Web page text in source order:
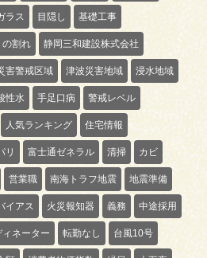
ラス 目隠し 基礎工事
の割れ 静岡三和建設株式会社
害警戒区域 津波災害地域 浸水地域
性水 手足口病 警戒レベル
人気ランキング 住宅情報
リ 富士通ゼネラル 清掃 カビ
営業職 南海トラフ地震 地震準備
イアス 火災報知器 義務 中途採用
ネーター 転勤なし 台風10号